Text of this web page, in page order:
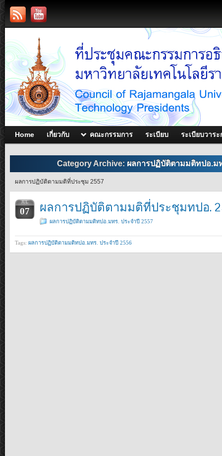
Home เกี่ยวกับ คณะกรรมการ ระเบียบ ระเบียบวาร
Category Archive: ผลการปฏิบัติตามมติทปอ.ม
ผลการปฏิบัติตามมติที่ประชุม 2557
JUL
07 ผลการปฏิบัติตามมติที่ประชุมทปอ.
ผลการปฏิบัติตามมติทปอ.มทร. ประจำปี 2557
Tags: ผลการปฏิบัติตามมติทปอ.มทร. ประจำปี 2556